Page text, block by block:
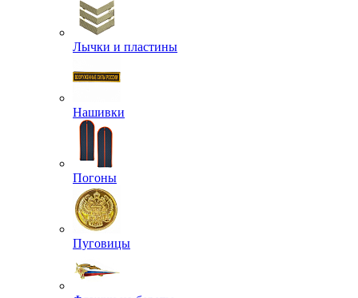
Лычки и пластины
Нашивки
Погоны
Пуговицы